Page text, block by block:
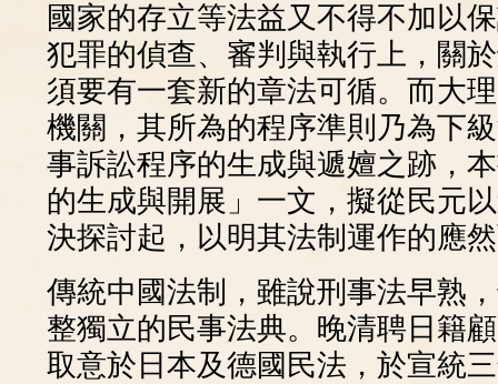
國家的存立等法益又不得不加以
犯罪的偵查、審判與執行上，關
須要有一套新的章法可循。而大
機關，其所為的程序準則乃為下
事訴訟程序的生成與遞嬗之跡，
的生成與開展」一文，擬從民元
決探討起，以明其法制運作的應
傳統中國法制，雖說刑事法早熟
整獨立的民事法典。晚清聘日籍
取意於日本及德國民法，於宣統